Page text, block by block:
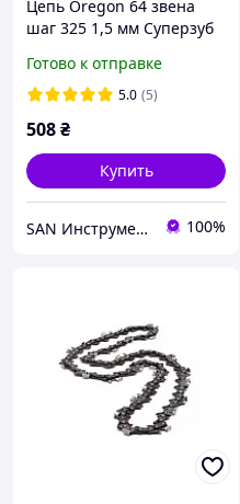
Цепь Oregon 64 звена
шаг 325 1,5 мм Суперзуб
Готово к отправке
5.0 (5)
508₴
Купить
SAN Инструмент Комплектующие Запчасти 100%